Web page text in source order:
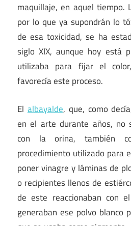
maquillaje, en aquel tiempo.
por lo que ya supondrán lo
de esa toxicidad, se ha
siglo XIX, aunque hoy está
utilizaba para fijar el
favorecía este proceso.
El albayalde, que, como
en el arte durante años, no
con la orina, también
procedimiento utilizado para
poner vinagre y láminas de
o recipientes llenos de
de este reaccionaban con
generaban ese polvo blanco